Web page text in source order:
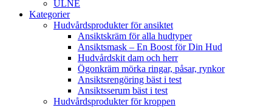
ULNE
Kategorier
Hudvårdsprodukter för ansiktet
Ansiktskräm för alla hudtyper
Ansiktsmask – En Boost för Din Hud
Hudvårdskit dam och herr
Ögonkräm mörka ringar, påsar, rynkor
Ansiktsrengöring bäst i test
Ansiktsserum bäst i test
Hudvårdsprodukter för kroppen